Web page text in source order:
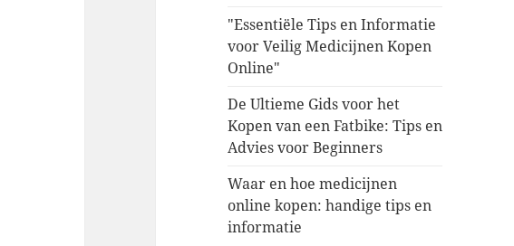
"Essentiële Tips en Informatie
voor Veilig Medicijnen Kopen
Online"
De Ultieme Gids voor het
Kopen van een Fatbike: Tips en
Advies voor Beginners
Waar en hoe medicijnen
online kopen: handige tips en
informatie